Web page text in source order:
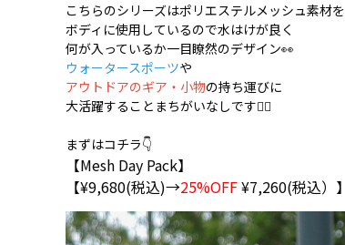
こちらのシリーズはポリエステルメッシュ素材を
ボディに使用しているので水はけが良く
何が入っているか一目瞭然のデザイン👀
ウォータースポーツや
アウトドアのギア・小物の持ち運びに
大活躍することまちがいなしです🏄‍♀️
まずはコチラ👇
【Mesh Day Pack】
【¥9,680(税込)→25%OFF¥7,260(税込）】